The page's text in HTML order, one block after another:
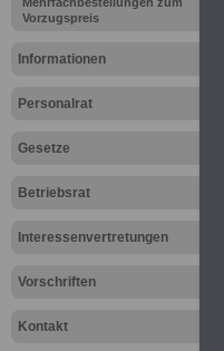
Vorzugspreis
Informationen
Personalrat
Gesetze
Betriebsrat
Interessenvertretungen
Vorschriften
Kontakt